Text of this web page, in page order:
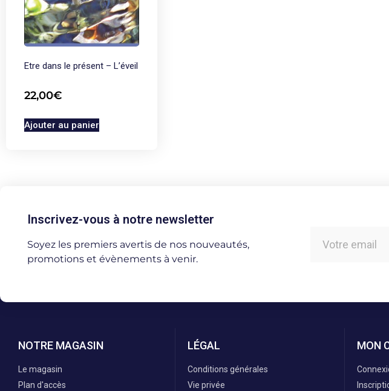
Etre dans le présent – L’éveil
22,00€
Ajouter au panier
Inscrivez-vous à notre newsletter
Soyez les premiers avertis de nos nouveautés,
promotions et évènements à venir.
NOTRE MAGASIN
Le magasin
Plan d'accès
LÉGAL
Conditions générales
Vie privée
MON